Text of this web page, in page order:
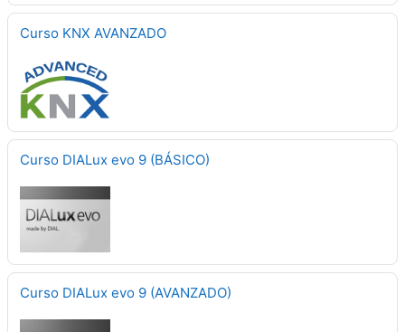
Curso KNX AVANZADO
Curso DIALux evo 9 (BÁSICO)
Curso DIALux evo 9 (AVANZADO)